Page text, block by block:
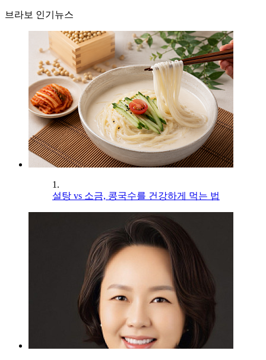
브라보 인기뉴스
1.
설탕 vs 소금, 콩국수를 건강하게 먹는 법